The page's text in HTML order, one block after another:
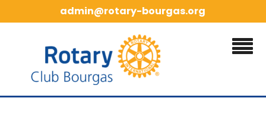
to
admin@rotary-bourgas.org